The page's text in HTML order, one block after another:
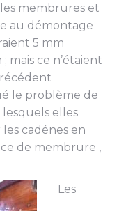
membrures et
au démontage
5 mm
mais ce n’étaient
le problème de
elles
cadénes en
de membrure ,
Les